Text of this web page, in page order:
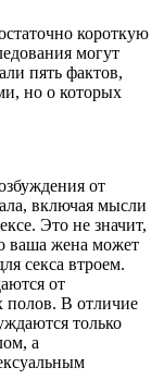
короткую
могут
пять фактов,
но о которых
от
включая мысли
Это не значит,
ваша жена может
секса втроем.
от
полов. В отличие
только
а